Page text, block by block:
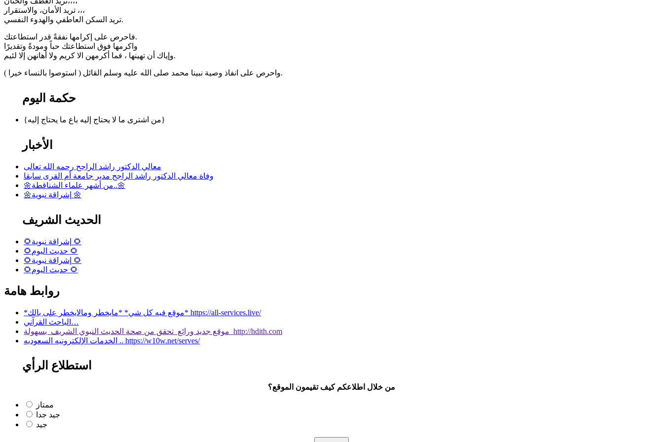
تريد الأمان، والاستقرار ،،،
تريد السكن العاطفي والهدوء النفسي.
فاحرص على إكرامها نفقةً قدر استطاعتك.
واكرمها فوق استطاعتك حباً ومودةً وتقديرًا
وإياك أن تهينها ، فما أكرمهن الا كريم ولا أهانهن إلا لئيم.
واحرص على انفاذ وصية نبينا محمد صلى الله عليه وسلم القائل ( استوصوا بالنساء خيرا ).
حكمة اليوم
{من اشترى ما لا يحتاج إليه باع ما يحتاج إليه}
الأخبار
معالي الدكتور راشد الراجح رحمه الله تعالى
وفاة معالي الدكتور راشد الراجح مدير جامعة أم القرى سابقا
🌼من أشهر علماء الشناقطة..🌼
🌼إشراقة نبوية 🌼
الحديث الشريف
🌻إشراقة نبوية 🌻
🌻حديث اليوم 🌻
🌻إشراقة نبوية 🌻
🌻حديث اليوم 🌻
روابط هامة
*موقع فيه كل شي* *مايخطر ومالايخطر على بالك* https://all-services.live/
الباحث القرآني…
موقع جديد ورائع تحقق من صحة الحديث النبوي الشريف بسهولة http://hdith.com
الخدمات الإلكترونيه السعوديه .. https://w10w.net/serves/
استطلاع الرأي
من خلال اطلاعكم كيف تقيمون الموقع؟
ممتاز
جيد جدا
جيد